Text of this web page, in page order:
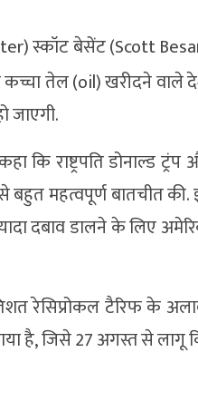
स्कॉट बेसेंट (Scott
तेल (oil) खरीदने वाले
जाएगी.
कि राष्ट्रपति डोनाल्ड ट्रंप
बहुत महत्वपूर्ण बातचीत
दबाव डालने के लिए
रेसिप्रोकल टैरिफ के
है, जिसे 27 अगस्त से लागू